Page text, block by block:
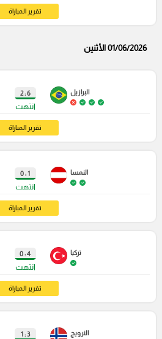
تقرير المباراة
01/06/2026 الأثنين
البرازيل 6 : 2
انتهت
تقرير المباراة
النمسا 1 : 0
انتهت
تقرير المباراة
تركيا 4 : 0
انتهت
تقرير المباراة
النرويج 3 : 1